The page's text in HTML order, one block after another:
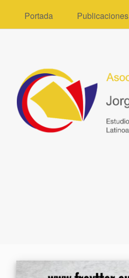
Portada Publicaciones